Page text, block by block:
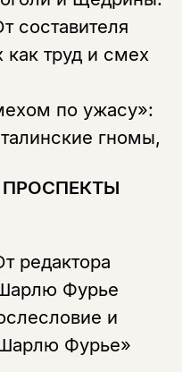
составителя
труд и смех
по ужасу»:
гномы,
редактора
Фурье
и
Фурье»
рассылку
на
книги
конфиденциальности
для